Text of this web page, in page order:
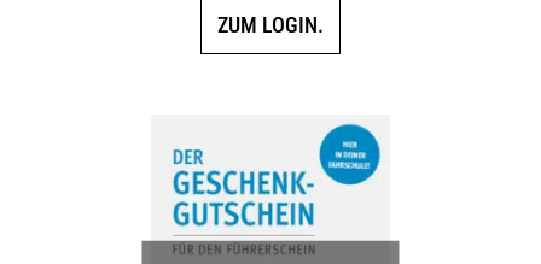
ZUM LOGIN.